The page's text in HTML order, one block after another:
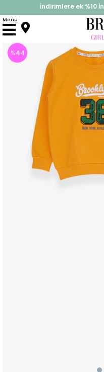
%30 Sepette
İndirimlere ek %10
Menu
Anasayfa Takımlar
%44